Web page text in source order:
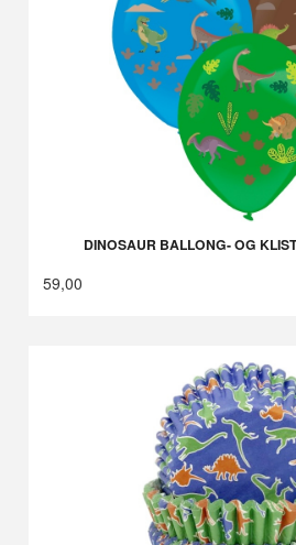
DINOSAUR BALLONG- OG
59,00